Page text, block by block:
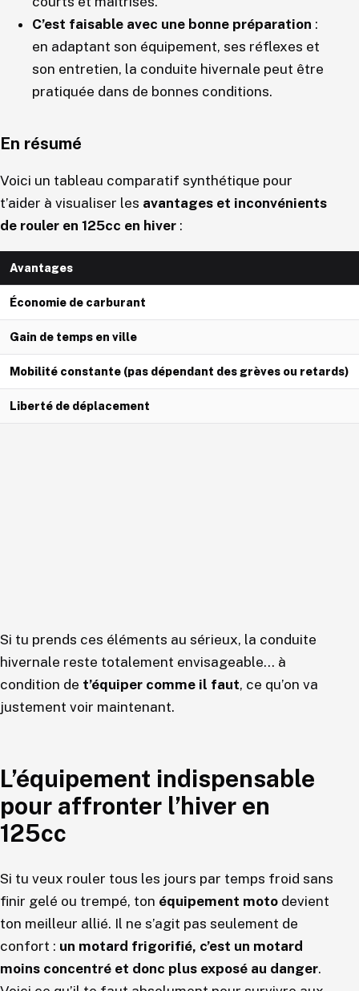
C’est faisable avec une bonne préparation :
en adaptant son équipement, ses réflexes et
son entretien, la conduite hivernale peut être
pratiquée dans de bonnes conditions.
En résumé
Voici un tableau comparatif synthétique pour
t’aider à visualiser les avantages et inconvénients
de rouler en 125cc en hiver :
Avantages
Économie de carburant
Gain de temps en ville
Mobilité constante (pas dépendant des grèves ou retards)
Liberté de déplacement
Si tu prends ces éléments au sérieux, la conduite
hivernale reste totalement envisageable… à
condition de t’équiper comme il faut, ce qu’on va
justement voir maintenant.
L’équipement indispensable
pour affronter l’hiver en
125cc
Si tu veux rouler tous les jours par temps froid sans
finir gelé ou trempé, ton équipement moto devient
ton meilleur allié. Il ne s’agit pas seulement de
confort : un motard frigorifié, c’est un motard
moins concentré et donc plus exposé au danger.